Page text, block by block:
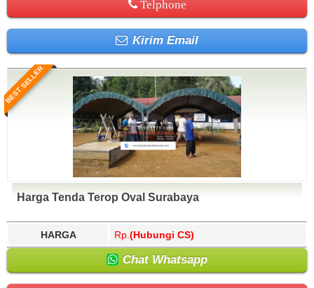
Telphone
Kirim Email
BEST SELLER
Harga Tenda Terop Oval Surabaya
HARGA Rp. (Hubungi CS)
Chat Whatsapp